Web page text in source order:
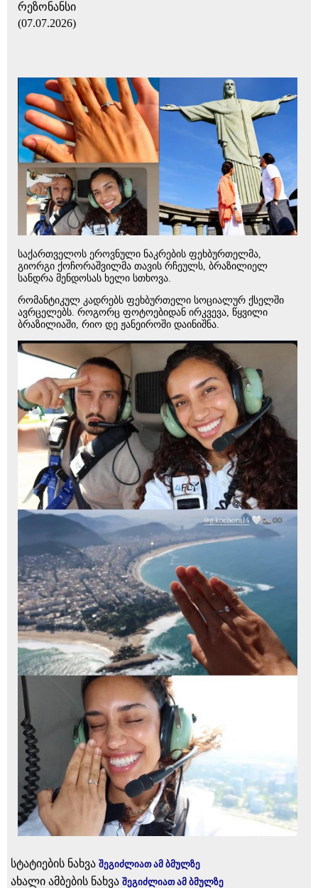
რეზონანსი
(07.07.2026)
საქართველოს ეროვნული ნაკრების ფეხბურთელმა,
გიორგი ქოჩორაშვილმა თავის რჩეულს, ბრაზილიელ
სანდრა მენდოსას ხელი სთხოვა.
რომანტიკულ კადრებს ფეხბურთელი სოციალურ ქსელში
ავრცელებს. როგორც ფოტოებიდან ირკვევა, წყვილი
ბრაზილიაში, რიო დე ჟანეიროში დაინიშნა.
სტატიების ნახვა შეგიძლიათ ამ ბმულზე
ახალი ამბების ნახვა შეგიძლიათ ამ ბმულზე